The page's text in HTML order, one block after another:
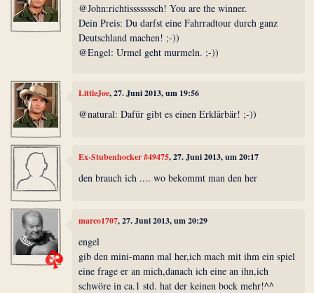
@John:richtisssssssch! You are the winner.
Dein Preis: Du darfst eine Fahrradtour durch ganz
Deutschland machen! ;-))
@Engel: Urmel geht murmeln. ;-))
LittleJoe, 27. Juni 2013, um 19:56
@natural: Dafür gibt es einen Erklärbär! ;-))
Ex-Stubenhocker #49475, 27. Juni 2013, um 20:17
den brauch ich .... wo bekommt man den her
marco1707, 27. Juni 2013, um 20:29
engel
gib den mini-mann mal her,ich mach mit ihm ein spiel
eine frage er an mich,danach ich eine an ihn,ich
schwöre in ca.1 std. hat der keinen bock mehr!^^